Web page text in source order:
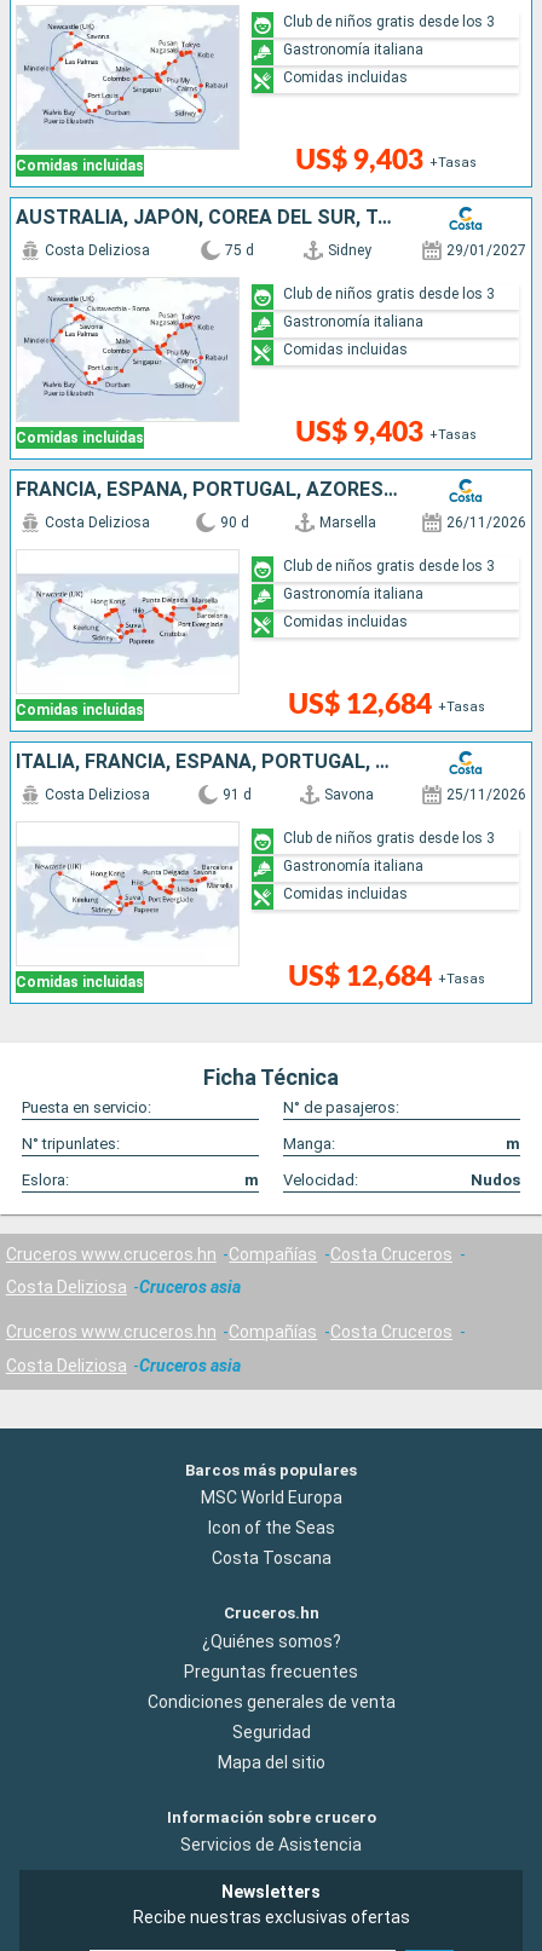
Comidas incluidas US$ 9,403 +Tasas
Club de niños gratis desde los 3
Gastronomía italiana
Comidas incluidas
AUSTRALIA, JAPÓN, COREA DEL SUR, TAIWÁN, CHINA, VIETNAM, SINGAPUR, MALASIA, SRI LANKA, MALDIVAS, MAURICIO, SUDÁFRICA, NAMIBIA, CABO VERDE, ITALIA
Comidas incluidas
Costa Deliziosa 75 d Sidney 29/01/2027
US$ 9,403 +Tasas
Club de niños gratis desde los 3
Gastronomía italiana
Comidas incluidas
FRANCIA, ESPAÑA, PORTUGAL, AZORES, ESTADOS UNIDOS, FLORIDA (USA), MÉJICO, ESTADOS UNITOS, HAWÁI, POLINESIA, FIJI, AUSTRALIA, JAPÓN, COREA DEL SUR, TAIWÁN
Comidas incluidas
Costa Deliziosa 90 d Marsella 26/11/2026
US$ 12,684 +Tasas
Club de niños gratis desde los 3
Gastronomía italiana
Comidas incluidas
ITALIA, FRANCIA, ESPAÑA, PORTUGAL, AZORES, ESTADOS UNIDOS, FLORIDA (USA), MÉJICO, ESTADOS UNITOS, HAWÁI, POLINESIA, FIJI, AUSTRALIA, JAPÓN, COREA DEL SUR
Comidas incluidas
Costa Deliziosa 91 d Savona 25/11/2026
US$ 12,684 +Tasas
Club de niños gratis desde los 3
Gastronomía italiana
Comidas incluidas
Ficha Técnica
Puesta en servicio:
N° de pasajeros:
N° tripunlates:
Manga:
m
Eslora:
m Velocidad: Nudos
Cruceros www.cruceros.hn Compañías
Costa Cruceros
Costa Deliziosa
Cruceros asia
Cruceros www.cruceros.hn Compañías
Costa Cruceros
Costa Deliziosa
Cruceros asia
Barcos más populares
MSC World Europa
Icon of the Seas
Costa Toscana
Cruceros.hn
¿Quiénes somos?
Preguntas frecuentes
Condiciones generales de venta
Seguridad
Mapa del sitio
Información sobre crucero
Servicios de Asistencia
Newsletters
Recibe nuestras exclusivas ofertas